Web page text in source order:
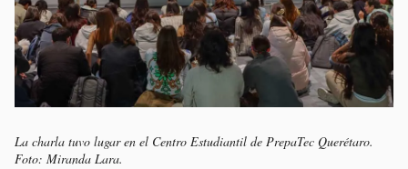
La charla tuvo lugar en el Centro Estudiantil de PrepaTec Querétaro.
Foto: Miranda Lara.